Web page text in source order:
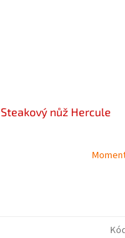
Steakový nůž Hercule